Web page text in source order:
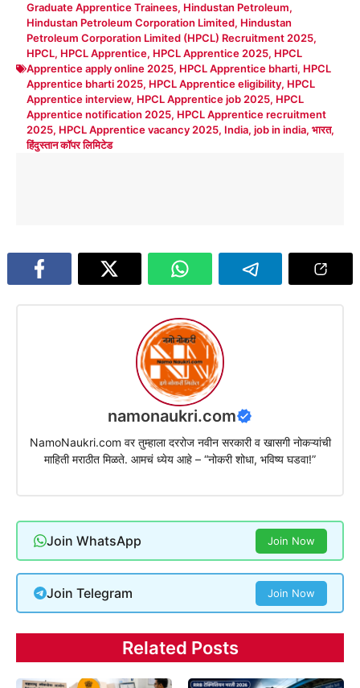
Graduate Apprentice Trainees, Hindustan Petroleum,
Hindustan Petroleum Corporation Limited, Hindustan
Petroleum Corporation Limited (HPCL) Recruitment 2025,
HPCL, HPCL Apprentice, HPCL Apprentice 2025, HPCL
Apprentice apply online 2025, HPCL Apprentice bharti, HPCL
Apprentice bharti 2025, HPCL Apprentice eligibility, HPCL
Apprentice interview, HPCL Apprentice job 2025, HPCL
Apprentice notification 2025, HPCL Apprentice recruitment
2025, HPCL Apprentice vacancy 2025, India, job in india, भारत,
हिंदुस्तान कॉपर लिमिटेड
namonaukri.com
NamoNaukri.com वर तुम्हाला दररोज नवीन सरकारी व खासगी नोकऱ्यांची
माहिती मराठीत मिळते. आमचं ध्येय आहे – “नोकरी शोधा, भविष्य घडवा!”
Join WhatsApp Join Now
Join Telegram Join Now
Related Posts